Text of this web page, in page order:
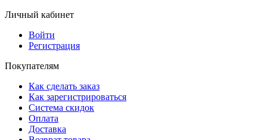
Личный кабинет
Войти
Регистрация
Покупателям
Как сделать заказ
Как зарегистрироваться
Система скидок
Оплата
Доставка